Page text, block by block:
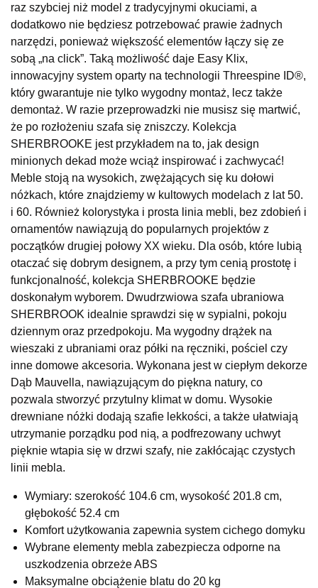
UL.RZEMIEŚLNICZA 6
66-470 KOSTRZYN NAD ODRĄ
Nr tel. 507103199
Godziny otwarcia
Pn-Pt: 10:00-18:00, Sb: 10:00-14:00
1 849,00 zł
SALON MEBLOWY M JAK MEBLE
Salon meblowy
UL.BASZTOWA 3
76-100 SŁAWNO
Nr tel.502668736
Adres e-mail:
pph.catrin@wp.pl
Godziny otwarcia
Pn-Pt: 09:00-17:00, Sb: 09:00-13:00
1 849,00 zł
Wybierz
SALON MEBLOWY MEBLE EXPO
Salon meblowy
UL.PLAC DĄBROWSKIEGO 3
76-200 SŁUPSK
Nr tel.606350240
Adres e-mail:
Pn-Pt: 10:00-18:00, Sb: 10:00-15:00
1 849,00 zł
Wybierz
raz szybciej niż model z tradycyjnymi okuciami, a
dodatkowo nie będziesz potrzebować prawie żadnych
narzędzi, ponieważ większość elementów łączy się ze
sobą „na click”. Taką możliwość daje Easy Klix,
innowacyjny system oparty na technologii Threespine ID®,
który gwarantuje nie tylko wygodny montaż, lecz także
demontaż. W razie przeprowadzki nie musisz się martwić,
że po rozłożeniu szafa się zniszczy. Kolekcja
SHERBROOKE jest przykładem na to, jak design
minionych dekad może wciąż inspirować i zachwycać!
Meble stoją na wysokich, zwężających się ku dołowi
nóżkach, które znajdziemy w kultowych modelach z lat 50.
i 60. Również kolorystyka i prosta linia mebli, bez zdobień i
ornamentów nawiązują do popularnych projektów z
początków drugiej połowy XX wieku. Dla osób, które lubią
otaczać się dobrym designem, a przy tym cenią prostotę i
funkcjonalność, kolekcja SHERBROOKE będzie
doskonałym wyborem. Dwudrzwiowa szafa ubraniowa
SHERBROOK idealnie sprawdzi się w sypialni, pokoju
dziennym oraz przedpokoju. Ma wygodny drążek na
wieszaki z ubraniami oraz półki na ręczniki, pościel czy
inne domowe akcesoria. Wykonana jest w ciepłym dekorze
Dąb Mauvella, nawiązującym do piękna natury, co
pozwala stworzyć przytulny klimat w domu. Wysokie
drewniane nóżki dodają szafie lekkości, a także ułatwiają
utrzymanie porządku pod nią, a podfrezowany uchwyt
pięknie wtapia się w drzwi szafy, nie zakłócając czystych
linii mebla.
Wymiary: szerokość 104.6 cm, wysokość 201.8 cm,
głębokość 52.4 cm
Komfort użytkowania zapewnia system cichego domyku
Wybrane elementy mebla zabezpiecza odporne na
uszkodzenia obrzeże ABS
Maksymalne obciążenie blatu do 20 kg